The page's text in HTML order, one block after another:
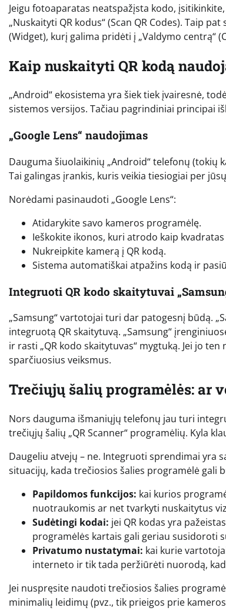
Jeigu fotoaparatas neatspažįsta kodo,
„Nuskaityti QR kodus“ (Scan QR Codes). Taip
(Widget), kurį galima pridėti į „Valdymo centrą“
Kaip nuskaityti QR kodą
„Android“ ekosistema yra šiek tiek įvairesnė,
sistemos versijos. Tačiau pagrindiniai principai
„Google Lens“ naudojimas
Dauguma šiuolaikinių „Android“ telefonų (tokių
Tai galingas įrankis, kuris veikia tiesiogiai per
Norėdami pasinaudoti „Google Lens“:
Atidarykite savo kameros programėlę.
Ieškokite ikonos, kuri atrodo kaip
Nukreipkite kamerą į QR kodą.
Sistema automatiškai atpažins kodą ir
Integruoti QR kodo skaitytuvai
„Samsung“ vartotojai turi dar patogesnį būdą.
integruotą QR skaitytuvą. „Samsung“
ir rasti „QR kodo skaitytuvas“ mygtuką. Jei jo
sparčiuosius veiksmus.
Trečiųjų šalių programėlės: ar
Nors dauguma išmaniųjų telefonų jau turi
trečiųjų šalių „QR Scanner“ programėlių. Kyla
Daugeliu atvejų – ne. Integruoti sprendimai yra
situacijų, kada trečiosios šalies programėlė gali
Papildomos funkcijos: kai kurios
nuotraukomis ar net tvarkyti nuskaitytus
Sudėtingi kodai: jei QR kodas yra
programėlės kartais gali geriau susidoroti
Privatumo nustatymai: kai kurie
interneto ir tik tada peržiūrėti nuorodą,
Jei nuspręsite naudoti trečiosios šalies
minimalių leidimų (pvz., tik prieigos prie